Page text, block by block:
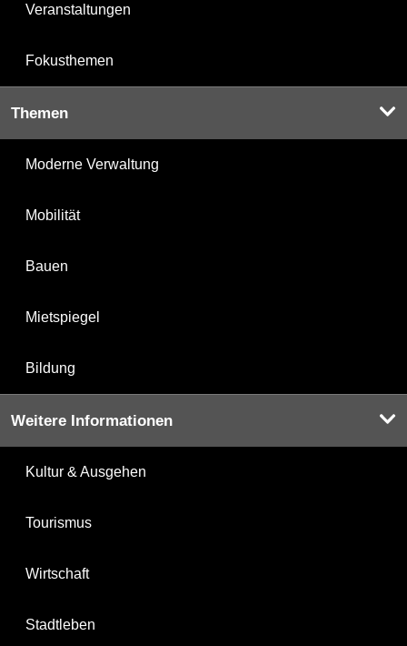
Veranstaltungen
Fokusthemen
Themen
Moderne Verwaltung
Mobilität
Bauen
Mietspiegel
Bildung
Weitere Informationen
Kultur & Ausgehen
Tourismus
Wirtschaft
Stadtleben